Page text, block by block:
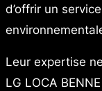
d’offrir un
Leur expertise
LG LOCA